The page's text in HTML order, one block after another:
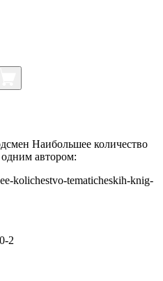
Наибольшее количество
автором:
kolichestvo-tematicheskih-knig-
2